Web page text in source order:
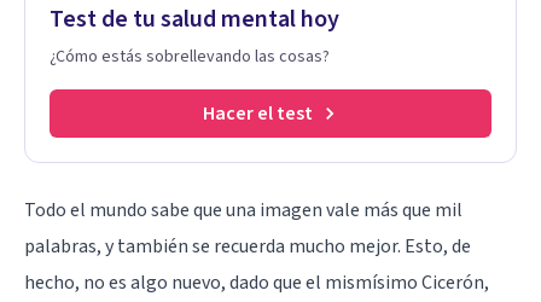
Test de tu salud mental hoy
¿Cómo estás sobrellevando las cosas?
Hacer el test
Todo el mundo sabe que una imagen vale más que mil
palabras, y también se recuerda mucho mejor. Esto, de
hecho, no es algo nuevo, dado que el mismísimo Cicerón,